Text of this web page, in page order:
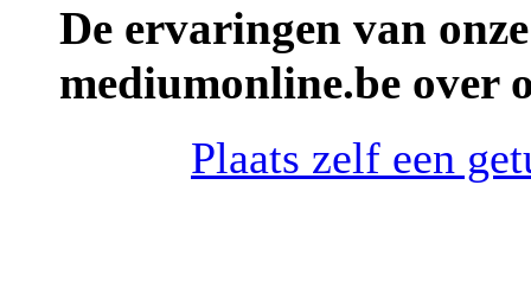
De ervaringen van
mediumonline.be over
Plaats zelf een